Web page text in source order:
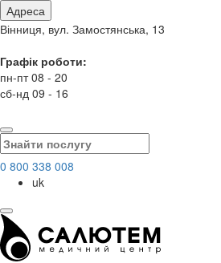
Адреса
Вінниця, вул. Замостянська, 13
Графік роботи:
пн-пт 08 - 20
сб-нд 09 - 16
0 800 338 008
uk